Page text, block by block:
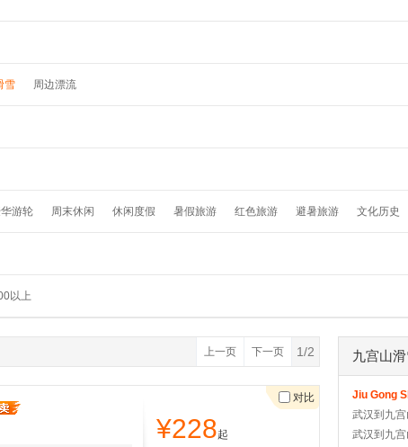
雪 周边漂流
游轮 周末休闲 休闲度假 暑假旅游 红色旅游 避暑旅游 文化历史
以上
上一页 下一页 1/2
¥228起
对比
九宫山
Jiu Gong
武汉到九
武汉到九